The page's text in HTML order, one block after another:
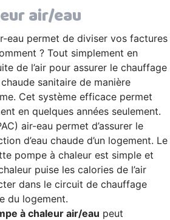
air/eau
eau permet de diviser vos factures
? Tout simplement en
de l’air pour assurer le chauffage
sanitaire de manière
Cet système efficace permet
en quelques années seulement.
air-eau permet d’assurer le
d’eau chaude d’un logement. Le
pompe à chaleur est simple et
puise les calories de l’air
dans le circuit de chauffage
du logement.
à chaleur air/eau peut